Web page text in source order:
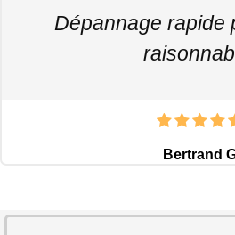
Dépannage rapide
Bertrand